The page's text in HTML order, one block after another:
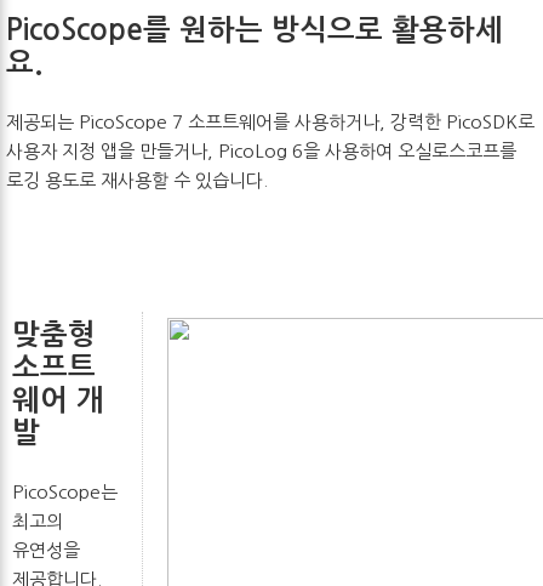
PicoScope를 원하는 방식으로 활용하세
요.
제공되는 PicoScope 7 소프트웨어를 사용하거나, 강력한 PicoSDK로
사용자 지정 앱을 만들거나, PicoLog 6을 사용하여 오실로스코프를
로깅 용도로 재사용할 수 있습니다.
맞춤형
소프트
웨어 개
발
PicoScope는
최고의
유연성을
제공합니다.